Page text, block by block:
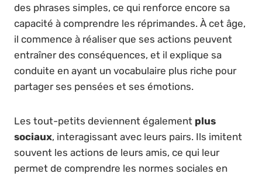
des phrases simples, ce qui renforce encore sa
capacité à comprendre les réprimandes. À cet âge,
il commence à réaliser que ses actions peuvent
entraîner des conséquences, et il explique sa
conduite en ayant un vocabulaire plus riche pour
partager ses pensées et ses émotions.
Les tout-petits deviennent également plus
sociaux, interagissant avec leurs pairs. Ils imitent
souvent les actions de leurs amis, ce qui leur
permet de comprendre les normes sociales en